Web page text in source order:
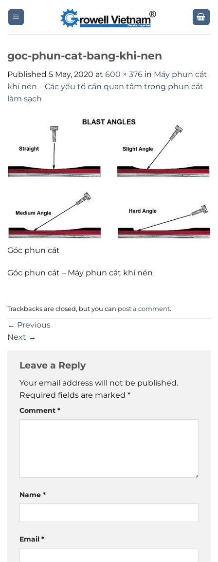
goc-phun-cat-bang-khi-nen
Published 5 May, 2020 at 600 × 376 in Máy phun cát
khí nén – Các yếu tố cần quan tâm trong phun cát
làm sạch
Góc phun cát
Góc phun cát – Máy phun cát khí nén
Trackbacks are closed, but you can post a comment.
← Previous
Next →
Leave a Reply
Your email address will not be published.
Required fields are marked *
Comment *
Name *
Email *